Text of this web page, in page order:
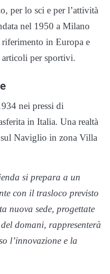
per lo sci e per l’attività
nel 1950 a Milano
in Europa e
per sportivi.
nei pressi di
in Italia. Una realtà
sul Naviglio in zona Villa
si prepara a un
con il trasloco previsto
nuova sede, progettate
domani, rappresenterà
l’innovazione e la